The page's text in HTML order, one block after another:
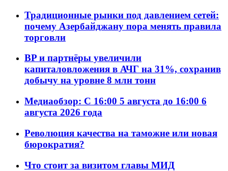
Традиционные рынки под давлением сетей:
почему Азербайджану пора менять правила
торговли
BP и партнёры увеличили
капиталовложения в АЧГ на 31%, сохранив
добычу на уровне 8 млн тонн
Медиаобзор: С 16:00 5 августа до 16:00 6
августа 2026 года
Революция качества на таможне или новая
бюрократия?
Что стоит за визитом главы МИД